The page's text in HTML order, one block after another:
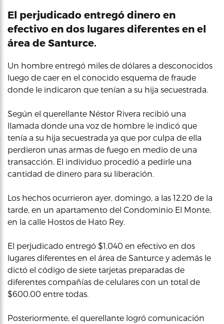
El perjudicado entregó dinero en
efectivo en dos lugares diferentes en el
área de Santurce.
Un hombre entregó miles de dólares a desconocidos
luego de caer en el conocido esquema de fraude
donde le indicaron que tenían a su hija secuestrada.
Según el querellante Néstor Rivera recibió una
llamada donde una voz de hombre le indicó que
tenía a su hija secuestrada ya que por culpa de ella
perdieron unas armas de fuego en medio de una
transacción. El individuo procedió a pedirle una
cantidad de dinero para su liberación.
Los hechos ocurrieron ayer, domingo, a las 12:20 de la
tarde, en un apartamento del Condominio El Monte,
en la calle Hostos de Hato Rey.
El perjudicado entregó $1,040 en efectivo en dos
lugares diferentes en el área de Santurce y además le
dictó el código de siete tarjetas preparadas de
diferentes compañías de celulares con un total de
$600.00 entre todas.
Posteriormente, el querellante logró comunicación